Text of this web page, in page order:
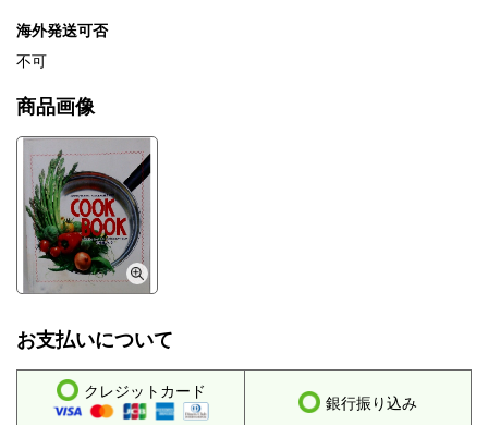
海外発送可否
不可
商品画像
お支払いについて
クレジットカード
銀行振り込み